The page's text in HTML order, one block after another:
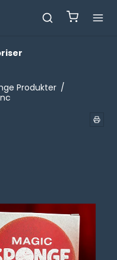
Produkter /